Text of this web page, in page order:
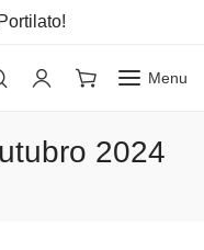
Menu
2024